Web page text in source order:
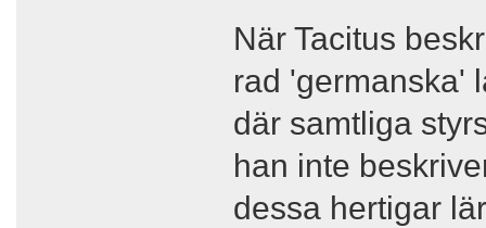
När Tacitus
rad 'germanska'
där samtliga
han inte
dessa hertigar